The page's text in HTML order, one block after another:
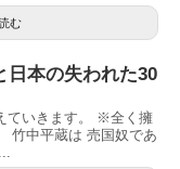
む
日本の失われた30
ていきます。 ※全く擁
竹中平蔵は 売国奴であ